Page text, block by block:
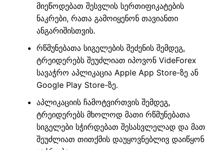
მიეწოდებათ შესვლის სერთიფიკატების
ნაკრები, რათა გამოიყენონ თავიანთი
ანგარიშისთვის.
რწმუნებათა სიგელების შეძენის შემდეგ,
ტრეიდერებს შეუძლიათ იპოვონ VideForex
სავაჭრო აპლიკაცია Apple App Store-ზე ან
Google Play Store-ზე.
აპლიკაციის ჩამოტვირთვის შემდეგ,
ტრეიდერებს მხოლოდ მათი რწმუნებათა
სიგელები სჭირდებათ შესასვლელად და მათ
შეუძლიათ თითქმის დაუყოვნებლივ დაიწყონ